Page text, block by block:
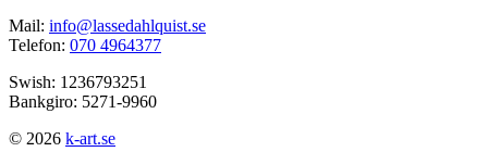
Mail: info@lassedahlquist.se
Telefon: 070 4964377
Swish: 1236793251
Bankgiro: 5271-9960
© 2026 k-art.se